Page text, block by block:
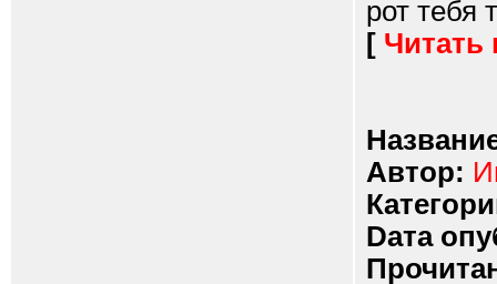
рот тебя
[ Читать
Автор:
Dата